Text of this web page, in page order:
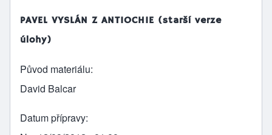
PAVEL VYSLÁN Z ANTIOCHIE (starší verze
úlohy)
Původ materiálu
David Balcar
Datum přípravy